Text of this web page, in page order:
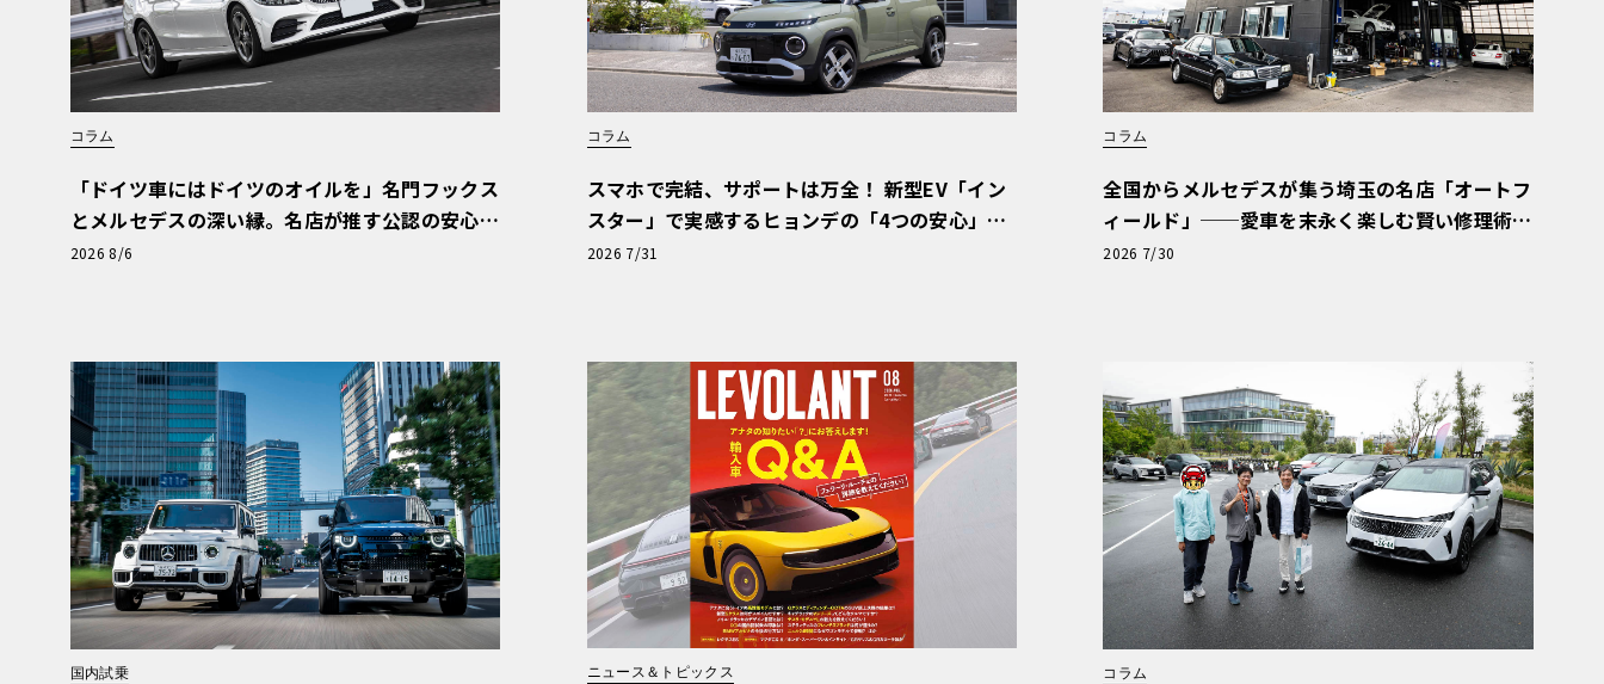
コラム
「ドイツ車にはドイツのオイルを」名門フックス
とメルセデスの深い縁。名店が推す公認の安心
と、Cクラスで味わうシルキーな走り〈PR〉
2026 8/6
コラム
スマホで完結、サポートは万全！ 新型EV「イン
スター」で実感するヒョンデの「4つの安心」
【第1回・ヒョンデ6つの疑問：Why? Hyunda
2026 7/31
コラム
全国からメルセデスが集う埼玉の名店「オートフ
ィールド」──愛車を末永く楽しむ賢い修理術
と、プロがフックス製オイルを選ぶ理由〈PR〉
2026 7/30
国内試乗 ニュース＆トピックス コラム